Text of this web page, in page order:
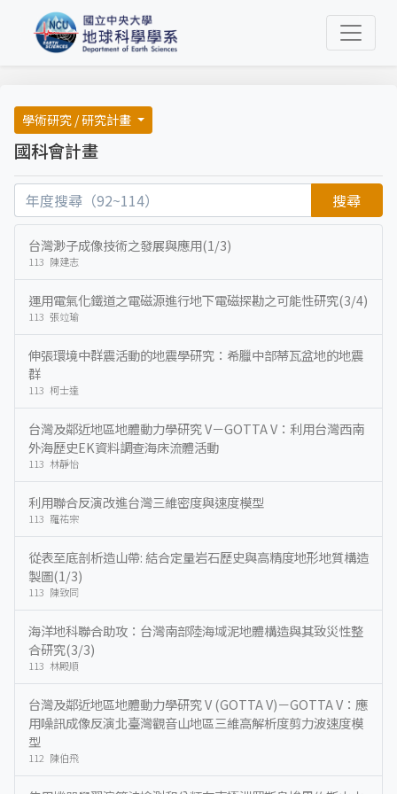
學術研究 / 研究計畫
國科會計畫
搜尋
台灣渺子成像技術之發展與應用(1/3)
113 陳建志
運用電氣化鐵道之電磁源進行地下電磁探勘之可能性研究(3/4)
113 張竝瑜
伸張環境中群震活動的地震學研究：希臘中部蒂瓦盆地的地震
群
113 柯士達
台灣及鄰近地區地體動力學研究 V－GOTTA V：利用台灣西南
外海歷史EK資料調查海床流體活動
113 林靜怡
利用聯合反演改進台灣三維密度與速度模型
113 羅祐宗
從表至底剖析造山帶: 結合定量岩石歷史與高精度地形地質構造
製圖(1/3)
113 陳致同
海洋地科聯合助攻：台灣南部陸海域泥地體構造與其致災性整
合研究(3/3)
113 林殿順
台灣及鄰近地區地體動力學研究 V (GOTTA V)－GOTTA V：應
用噪訊成像反演北臺灣觀音山地區三維高解析度剪力波速度模
型
112 陳伯飛